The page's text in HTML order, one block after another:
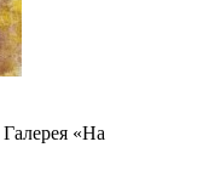
Галерея «На